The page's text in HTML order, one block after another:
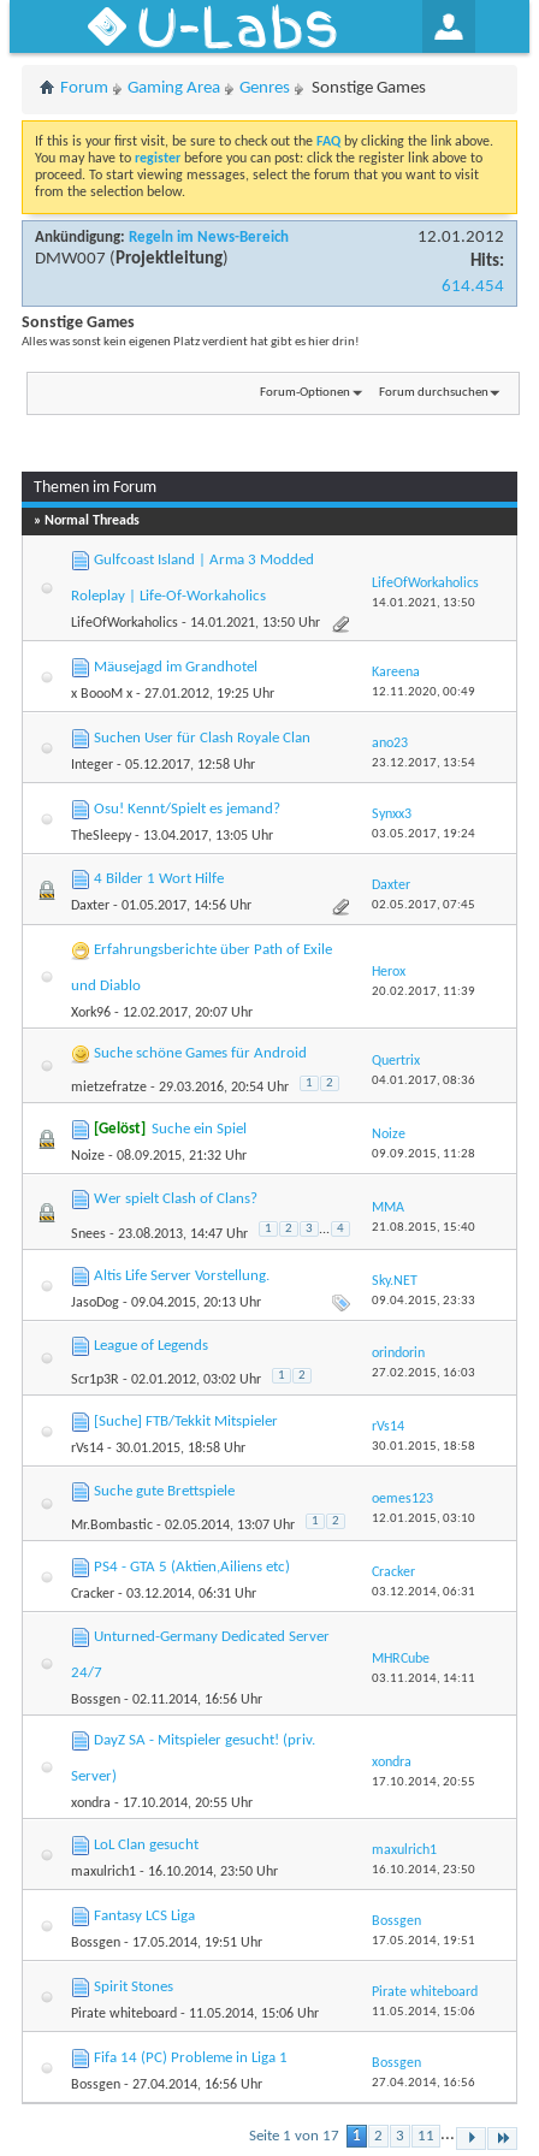
U-Labs
Forum Gaming Area Genres Sonstige Games
If this is your first visit, be sure to check out the FAQ by clicking the link above.
You may have to register before you can post: click the register link above to
proceed. To start viewing messages, select the forum that you want to visit
from the selection below.
Ankündigung: Regeln im News-Bereich
DMW007 (Projektleitung)
12.01.2012
Hits:
614.454
Sonstige Games
Alles was sonst kein eigenen Platz verdient hat gibt es hier drin!
Forum-Optionen Forum durchsuchen
Themen im Forum
» Normal Threads
Gulfcoast Island | Arma 3 Modded
Roleplay | Life-Of-Workaholics
LifeOfWorkaholics - 14.01.2021, 13:50 Uhr
LifeOfWorkaholics
14.01.2021, 13:50
Mäusejagd im Grandhotel
x BoooM x - 27.01.2012, 19:25 Uhr
Kareena
12.11.2020, 00:49
Suchen User für Clash Royale Clan
Integer - 05.12.2017, 12:58 Uhr
ano23
23.12.2017, 13:54
Osu! Kennt/Spielt es jemand?
TheSleepy- 13.04.2017, 13:05 Uhr
Synxx3
03.05.2017, 19:24
4 Bilder 1 Wort Hilfe
Daxter - 01.05.2017, 14:56 Uhr
Daxter
02.05.2017, 07:45
Erfahrungsberichte über Path of Exile
und Diablo
Xork96 - 12.02.2017, 20:07 Uhr
Herox
20.02.2017, 11:39
Suche schöne Games für Android
mietzefratze - 29.03.2016, 20:54 Uhr 1 2
Quertrix
04.01.2017, 08:36
[Gelöst] Suche ein Spiel
Noize - 08.09.2015, 21:32 Uhr
Noize
09.09.2015, 11:28
Wer spielt Clash of Clans?
Snees - 23.08.2013, 14:47 Uhr 1 2 3 ... 4
MMA
21.08.2015, 15:40
Altis Life Server Vorstellung.
JasoDog - 09.04.2015, 20:13 Uhr
Sky.NET
09.04.2015, 23:33
League of Legends
Scr1p3R - 02.01.2012, 03:02 Uhr 1 2
orindorin
27.02.2015, 16:03
[Suche] FTB/Tekkit Mitspieler
rVs14 - 30.01.2015, 18:58 Uhr
rVs14
30.01.2015, 18:58
Suche gute Brettspiele
Mr.Bombastic - 02.05.2014, 13:07 Uhr 1 2
oemes123
12.01.2015, 03:10
PS4 - GTA 5 (Aktien,Ailiens etc)
Cracker - 03.12.2014, 06:31 Uhr
Cracker
03.12.2014, 06:31
Unturned-Germany Dedicated Server
24/7
Bossgen - 02.11.2014, 16:56 Uhr
MHRCube
03.11.2014, 14:11
DayZ SA - Mitspieler gesucht! (priv.
Server)
xondra - 17.10.2014, 20:55 Uhr
xondra
17.10.2014, 20:55
LoL Clan gesucht
maxulrich1 - 16.10.2014, 23:50 Uhr
maxulrich1
16.10.2014, 23:50
Fantasy LCS Liga
Bossgen - 17.05.2014, 19:51 Uhr
Bossgen
17.05.2014, 19:51
Spirit Stones
Pirate whiteboard - 11.05.2014, 15:06 Uhr
Pirate whiteboard
11.05.2014, 15:06
Fifa 14 (PC) Probleme in Liga 1
Bossgen - 27.04.2014, 16:56 Uhr
Bossgen
27.04.2014, 16:56
Seite 1 von 17 1 2 3 11 ...